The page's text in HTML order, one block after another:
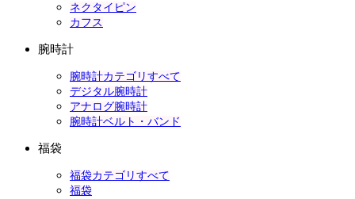
ネクタイピン
カフス
腕時計
腕時計カテゴリすべて
デジタル腕時計
アナログ腕時計
腕時計ベルト・バンド
福袋
福袋カテゴリすべて
福袋